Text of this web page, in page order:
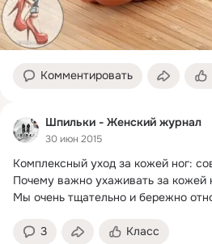
Комментировать
Шпильки - Женcкий журнал
30 июн 2015
Комплексный уход за кожей ног:
Почему важно ухаживать за кожей
Мы очень тщательно и бережно
3 Класс